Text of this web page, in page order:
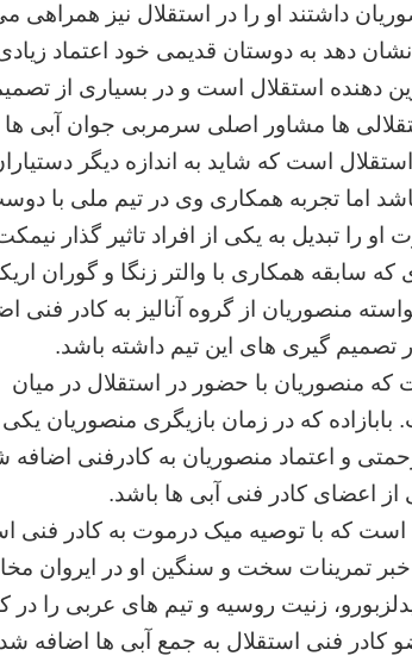
داشتند او را در استقلال نیز همراهی
دهد به دوستان قدیمی خود اعتماد
دهنده استقلال است و در بسیاری از
ها مشاور اصلی سرمربی جوان آبی
است که شاید به اندازه دیگر
اما تجربه همکاری وی در تیم ملی با
را تبدیل به یکی از افراد تاثیر گذار
سابقه همکاری با والتر زنگا و گوران
منصوریان از گروه آنالیز به کادر فنی
گیری های این تیم داشته باشد.
که منصوریان با حضور در استقلال در میان
که در زمان بازیگری منصوریان یکی
و اعتماد منصوریان به کادرفنی اضافه
اعضای کادر فنی آبی ها باشد.
است که با توصیه میک درموت به کادر فنی
تمرینات سخت و سنگین او در ایروان
زنیت روسیه و تیم های عربی را در
کادر فنی استقلال به جمع آبی ها اضافه